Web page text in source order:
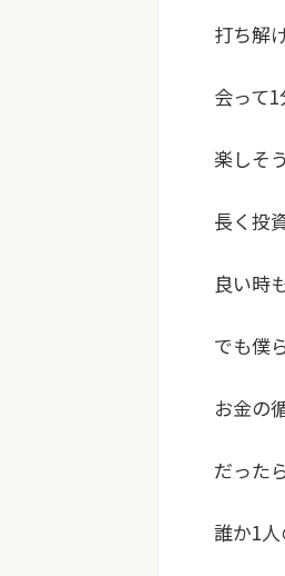
打ち解
会って1
楽しそ
長く投
良い時
でも僕
お金の
だったら
誰か1人